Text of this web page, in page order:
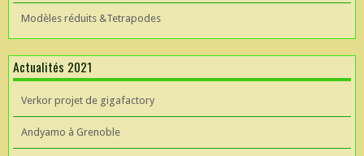
Modèles réduits &Tetrapodes
Actualités 2021
Verkor projet de gigafactory
Andyamo à Grenoble